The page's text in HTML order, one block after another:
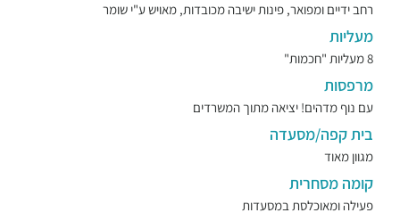
רחב ידיים ומפואר, פינות ישיבה מכובדות, מאויש ע"י שומר
מעליות
8 מעליות "חכמות"
מרפסות
עם נוף מדהים! יציאה מתוך המשרדים
בית קפה/מסעדה
מגוון מאוד
קומה מסחרית
פעילה ומאוכלסת במסעדות